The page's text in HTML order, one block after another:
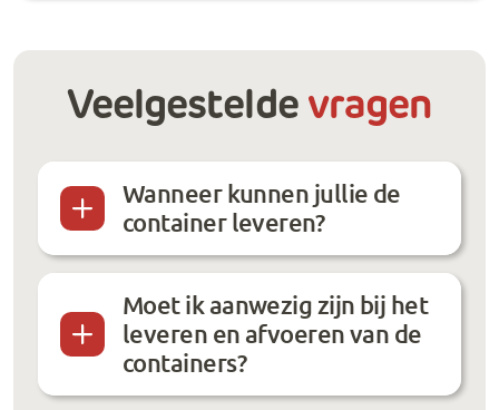
Veelgestelde vragen
Wanneer kunnen jullie de
container leveren?
Moet ik aanwezig zijn bij het
leveren en afvoeren van de
containers?